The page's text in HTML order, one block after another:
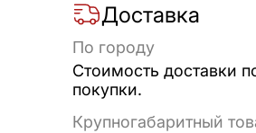
Доставка
По городу
Стоимость доставки
покупки.
Крупногабаритный